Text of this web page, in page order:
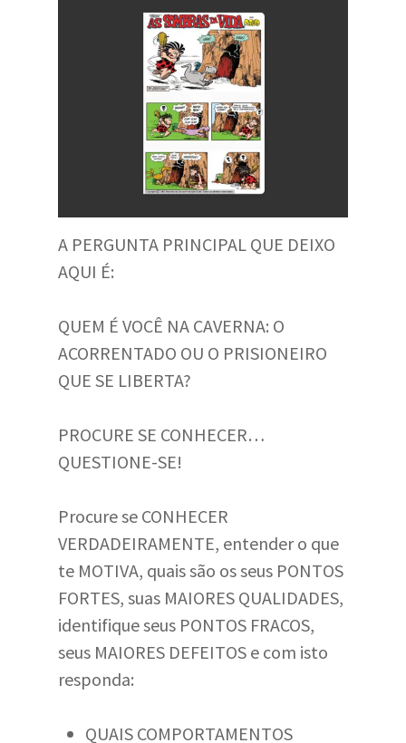
A PERGUNTA PRINCIPAL QUE DEIXO
AQUI É:
QUEM É VOCÊ NA CAVERNA: O
ACORRENTADO OU O PRISIONEIRO
QUE SE LIBERTA?
PROCURE SE CONHECER…
QUESTIONE-SE!
Procure se CONHECER
VERDADEIRAMENTE, entender o que
te MOTIVA, quais são os seus PONTOS
FORTES, suas MAIORES QUALIDADES,
identifique seus PONTOS FRACOS,
seus MAIORES DEFEITOS e com isto
responda:
QUAIS COMPORTAMENTOS